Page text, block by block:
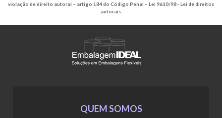
violação de direito autoral – artigo 184 do Código Penal – Lei 9610/98 - Lei de direitos
autorais.
QUEM SOMOS